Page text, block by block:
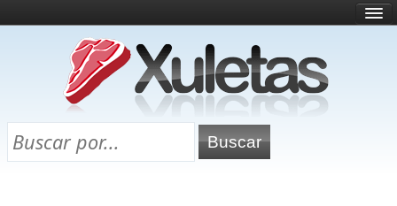
¿Qué es esto?
Directorio
Chuletas para exámenes